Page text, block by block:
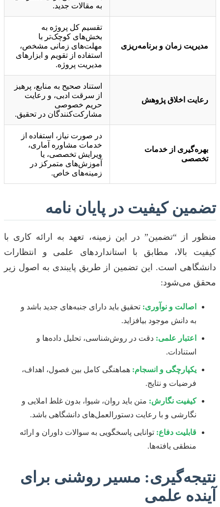
به مقالات جدید.
مدیریت زمان و برنامه‌ریزی
تقسیم کل پروژه به
بخش‌های کوچک‌تر با
مهلت‌های زمانی مشخص،
استفاده از تقویم و ابزارهای
مدیریت پروژه.
رعایت اخلاق پژوهش
استناد صحیح به منابع، پرهیز
از سرقت ادبی، و رعایت
حریم خصوصی
مشارکت‌کنندگان در تحقیق.
بهره‌گیری از خدمات
تخصصی
در صورت نیاز، استفاده از
خدمات مشاوره آماری،
ویرایش تخصصی، یا
آموزش‌های متمرکز در
زمینه‌های خاص.
تضمین کیفیت در پایان نامه
منظور از “تضمین” در این زمینه، تعهد به ارائه کاری با
کیفیت بالا، مطابق با استانداردهای علمی و انتظارات
دانشگاهی است. این تضمین از طریق پایبندی به اصول زیر
محقق می‌شود:
اصالت و نوآوری: تحقیق باید دارای جنبه‌های جدید باشد و
به دانش موجود بیافزاید.
اعتبار علمی: دقت در روش‌شناسی، تحلیل داده‌ها و
استنادات.
یکپارچگی و انسجام: هماهنگی کامل بین فصول، اهداف،
فرضیات و نتایج.
کیفیت نگارش: متن باید روان، شیوا، بدون غلط املایی و
نگارشی و با رعایت دستورالعمل‌های دانشگاهی باشد.
قابلیت دفاع: توانایی پاسخگویی به سوالات داوران و ارائه
منطقی یافته‌ها.
نتیجه‌گیری: مسیر روشنی برای
آینده علمی